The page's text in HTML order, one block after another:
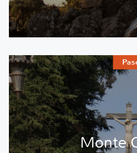
Monte